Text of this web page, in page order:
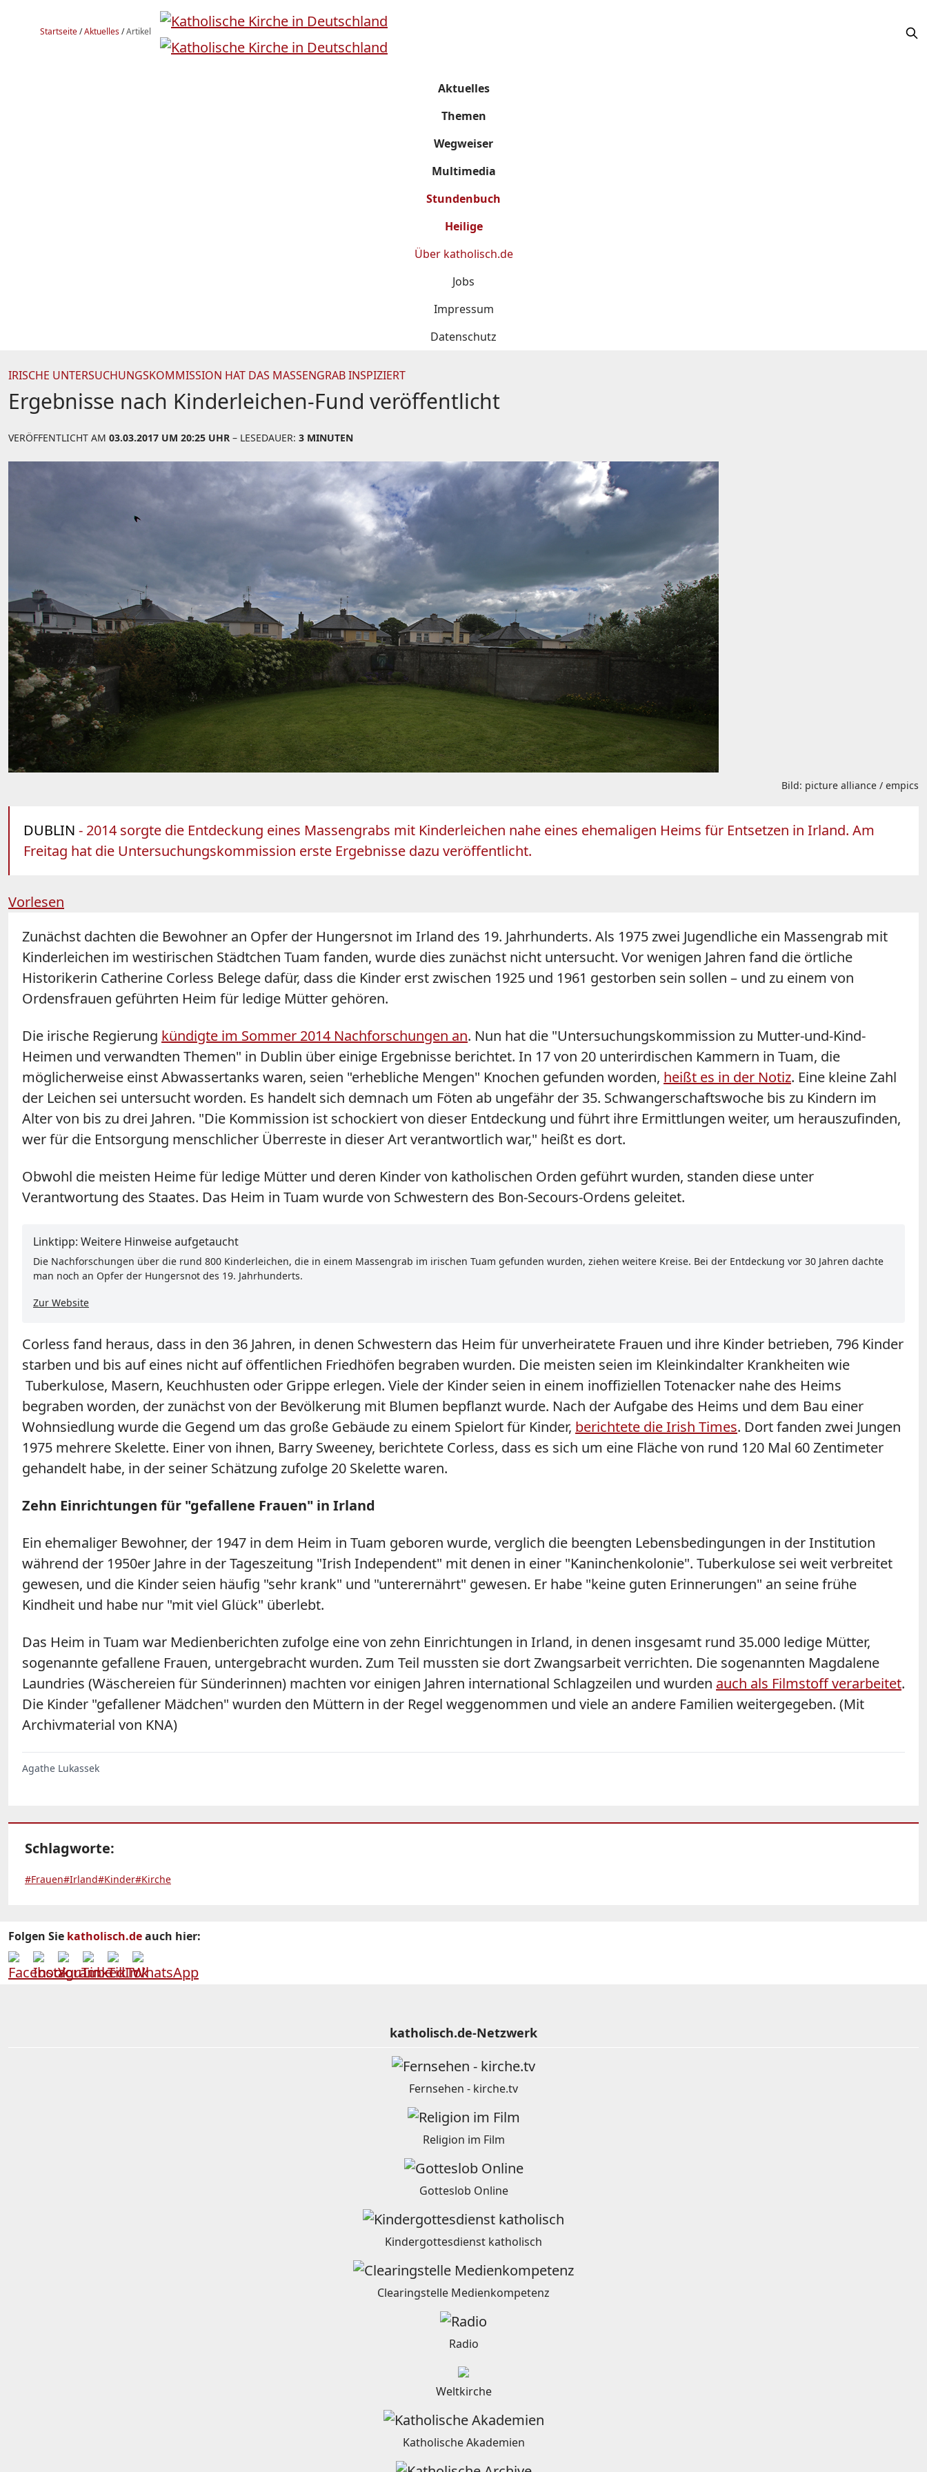
Startseite/Aktuelles/Artikel
Aktuelles
Themen
Wegweiser
Multimedia
Stundenbuch
Heilige
Über katholisch.de
Jobs
Impressum
Datenschutz
IRISCHE UNTERSUCHUNGSKOMMISSION HAT DAS MASSENGRAB INSPIZIERT
Ergebnisse nach Kinderleichen-Fund veröffentlicht
VERÖFFENTLICHT AM 03.03.2017 UM 20:25 UHR – LESEDAUER: 3 MINUTEN
Bild: picture alliance / empics
DUBLIN - 2014 sorgte die Entdeckung eines Massengrabs mit Kinderleichen nahe eines ehemaligen Heims für Entsetzen in Irland. Am
Freitag hat die Untersuchungskommission erste Ergebnisse dazu veröffentlicht.
Vorlesen
Zunächst dachten die Bewohner an Opfer der Hungersnot im Irland des 19. Jahrhunderts. Als 1975 zwei Jugendliche ein Massengrab mit
Kinderleichen im westirischen Städtchen Tuam fanden, wurde dies zunächst nicht untersucht. Vor wenigen Jahren fand die örtliche
Historikerin Catherine Corless Belege dafür, dass die Kinder erst zwischen 1925 und 1961 gestorben sein sollen – und zu einem von
Ordensfrauen geführten Heim für ledige Mütter gehören.
Die irische Regierung kündigte im Sommer 2014 Nachforschungen an. Nun hat die "Untersuchungskommission zu Mutter-und-Kind-
Heimen und verwandten Themen" in Dublin über einige Ergebnisse berichtet. In 17 von 20 unterirdischen Kammern in Tuam, die
möglicherweise einst Abwassertanks waren, seien "erhebliche Mengen" Knochen gefunden worden, heißt es in der Notiz. Eine kleine Zahl
der Leichen sei untersucht worden. Es handelt sich demnach um Föten ab ungefähr der 35. Schwangerschaftswoche bis zu Kindern im
Alter von bis zu drei Jahren. "Die Kommission ist schockiert von dieser Entdeckung und führt ihre Ermittlungen weiter, um herauszufinden,
wer für die Entsorgung menschlicher Überreste in dieser Art verantwortlich war," heißt es dort.
Obwohl die meisten Heime für ledige Mütter und deren Kinder von katholischen Orden geführt wurden, standen diese unter
Verantwortung des Staates. Das Heim in Tuam wurde von Schwestern des Bon-Secours-Ordens geleitet.
Linktipp: Weitere Hinweise aufgetaucht
Die Nachforschungen über die rund 800 Kinderleichen, die in einem Massengrab im irischen Tuam gefunden wurden, ziehen weitere Kreise. Bei der Entdeckung vor 30 Jahren dachte
man noch an Opfer der Hungersnot des 19. Jahrhunderts.
Zur Website
Corless fand heraus, dass in den 36 Jahren, in denen Schwestern das Heim für unverheiratete Frauen und ihre Kinder betrieben, 796 Kinder
starben und bis auf eines nicht auf öffentlichen Friedhöfen begraben wurden. Die meisten seien im Kleinkindalter Krankheiten wie
Tuberkulose, Masern, Keuchhusten oder Grippe erlegen. Viele der Kinder seien in einem inoffiziellen Totenacker nahe des Heims
begraben worden, der zunächst von der Bevölkerung mit Blumen bepflanzt wurde. Nach der Aufgabe des Heims und dem Bau einer
Wohnsiedlung wurde die Gegend um das große Gebäude zu einem Spielort für Kinder, berichtete die Irish Times. Dort fanden zwei Jungen
1975 mehrere Skelette. Einer von ihnen, Barry Sweeney, berichtete Corless, dass es sich um eine Fläche von rund 120 Mal 60 Zentimeter
gehandelt habe, in der seiner Schätzung zufolge 20 Skelette waren.
Zehn Einrichtungen für "gefallene Frauen" in Irland
Ein ehemaliger Bewohner, der 1947 in dem Heim in Tuam geboren wurde, verglich die beengten Lebensbedingungen in der Institution
während der 1950er Jahre in der Tageszeitung "Irish Independent" mit denen in einer "Kaninchenkolonie". Tuberkulose sei weit verbreitet
gewesen, und die Kinder seien häufig "sehr krank" und "unterernährt" gewesen. Er habe "keine guten Erinnerungen" an seine frühe
Kindheit und habe nur "mit viel Glück" überlebt.
Das Heim in Tuam war Medienberichten zufolge eine von zehn Einrichtungen in Irland, in denen insgesamt rund 35.000 ledige Mütter,
sogenannte gefallene Frauen, untergebracht wurden. Zum Teil mussten sie dort Zwangsarbeit verrichten. Die sogenannten Magdalene
Laundries (Wäschereien für Sünderinnen) machten vor einigen Jahren international Schlagzeilen und wurden auch als Filmstoff verarbeitet.
Die Kinder "gefallener Mädchen" wurden den Müttern in der Regel weggenommen und viele an andere Familien weitergegeben. (Mit
Archivmaterial von KNA)
Agathe Lukassek
Schlagworte:
#Frauen#Irland#Kinder#Kirche
Folgen Sie katholisch.deauch hier:
katholisch.de-Netzwerk
Fernsehen - kirche.tv
Religion im Film
Gotteslob Online
Kindergottesdienst katholisch
Clearingstelle Medienkompetenz
Radio
Weltkirche
Katholische Akademien